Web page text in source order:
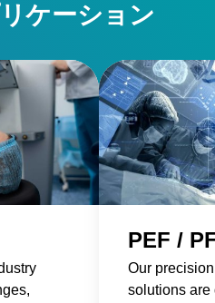
ケーション
PEF /
Our
solutions are